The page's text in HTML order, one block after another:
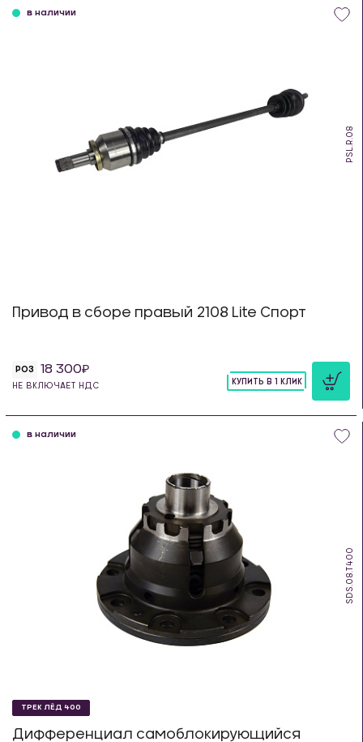
PSL.R.08
в наличии
Привод в сборе правый 2108 Lite Спорт
РОЗ 18 300
НЕ ВКЛЮЧАЕТ НДС
КУПИТЬ В 1 КЛИК
SDS.08.T400
в наличии
ТРЕК ЛЁД 400
Дифференциал самоблокирующийся